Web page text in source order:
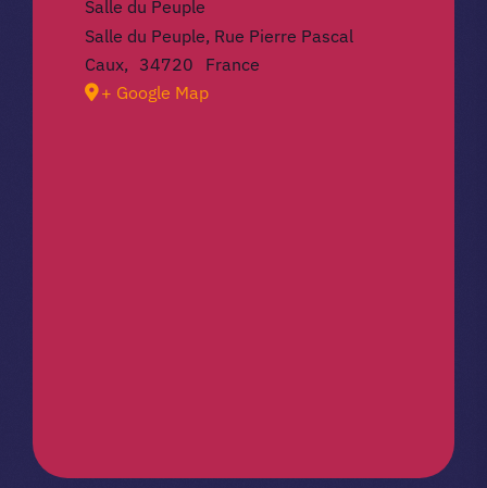
Salle du Peuple
Salle du Peuple, Rue Pierre Pascal
Caux, 34720
France
+ Google Map